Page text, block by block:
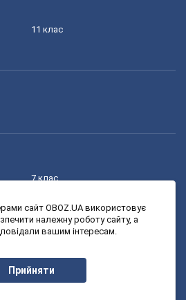
11 клас
7 клас
9 клас
сайт OBOZ.UA використовує
належну роботу сайту, а
вашим інтересам.
Прийняти